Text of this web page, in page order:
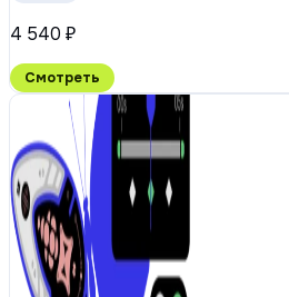
4 540 ₽
Смотреть